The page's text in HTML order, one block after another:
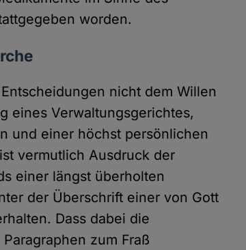
worden.
nicht dem Willen
eines Verwaltungsgerichtes,
und einer höchst persönlichen
vermutlich Ausdruck der
einer längst überholten
der Überschrift einer von Gott
Dass dabei die
zum Fraß